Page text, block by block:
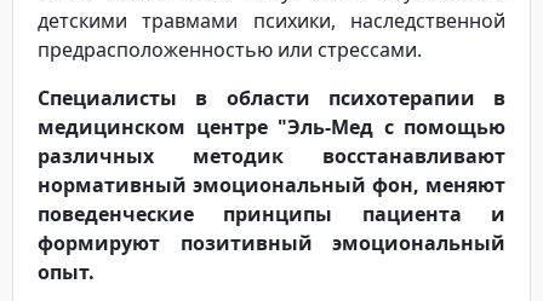
детскими травмами психики, наследственной
предрасположенностью или стрессами.
Специалисты в области психотерапии в
медицинском центре "Эль-Мед с помощью
различных методик восстанавливают
нормативный эмоциональный фон, меняют
поведенческие принципы пациента и
формируют позитивный эмоциональный
опыт.